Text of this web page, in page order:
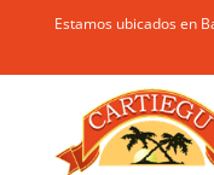
Estamos ubicados en